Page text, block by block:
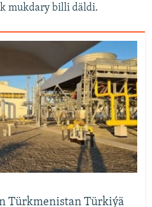
mukdary billi däldi.
Türkmenistan Türkiýä